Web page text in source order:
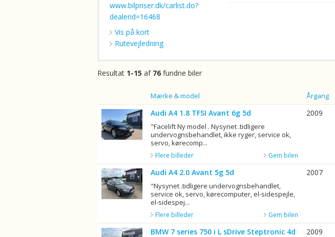
www.bilpriser.dk/carlist.do?
dealerid=16468
Vis på kort
Rutevejledning
Resultat 1-15 af 76 fundne biler
Mærke & model Årgang
Audi A4 1.8 TFSI Avant 6g 5d
"Facelift Ny model . Nysynet .tidligere
undervognsbehandlet, ikke ryger, service ok,
servo, kørecomp...
Gem bilen
Flere billeder
2009
Audi A4 2.0 Avant 5g 5d
"Nysynet .tidligere undervognsbehandlet,
service ok, servo, kørecomputer, el-sidespejle,
el-sidespej...
Gem bilen
Flere billeder
2007
BMW 7 series 750 i L sDrive Steptronic 4d 2009